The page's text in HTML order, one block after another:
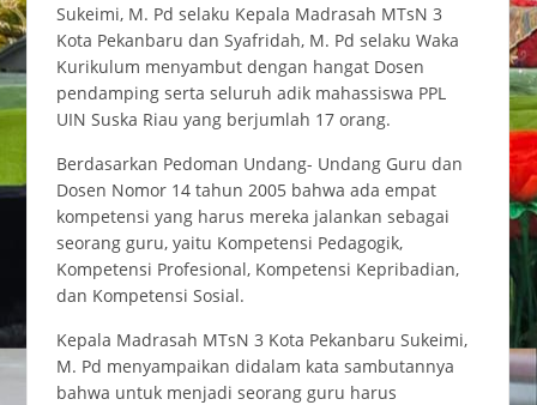
Sukeimi, M. Pd selaku Kepala Madrasah MTsN 3
Kota Pekanbaru dan Syafridah, M. Pd selaku Waka
Kurikulum menyambut dengan hangat Dosen
pendamping serta seluruh adik mahassiswa PPL
UIN Suska Riau yang berjumlah 17 orang.
Berdasarkan Pedoman Undang- Undang Guru dan
Dosen Nomor 14 tahun 2005 bahwa ada empat
kompetensi yang harus mereka jalankan sebagai
seorang guru, yaitu Kompetensi Pedagogik,
Kompetensi Profesional, Kompetensi Kepribadian,
dan Kompetensi Sosial.
Kepala Madrasah MTsN 3 Kota Pekanbaru Sukeimi,
M. Pd menyampaikan didalam kata sambutannya
bahwa untuk menjadi seorang guru harus